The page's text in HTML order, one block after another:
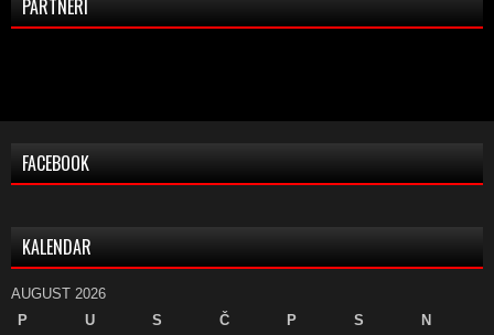
PARTNERI
FACEBOOK
KALENDAR
AUGUST 2026
P
U S Č P S
N